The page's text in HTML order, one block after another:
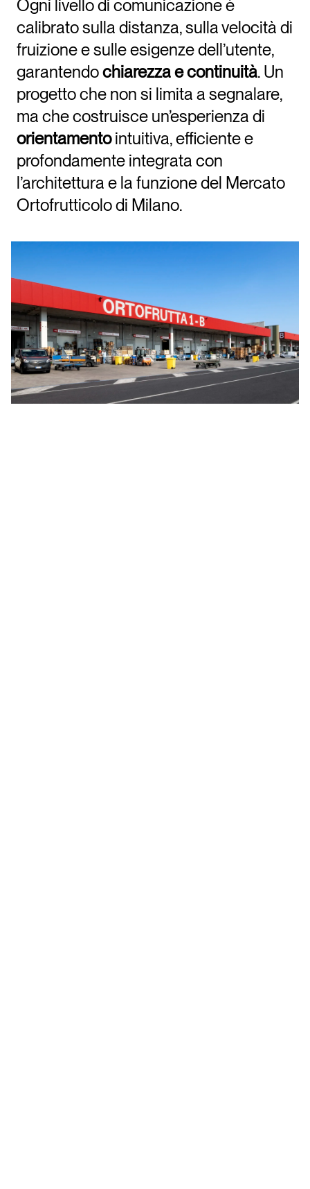
Ogni livello di comunicazione è
calibrato sulla distanza, sulla velocità di
fruizione e sulle esigenze dell’utente,
garantendochiarezza e continuità. Un
progetto che non si limita a segnalare,
ma che costruisce un’esperienza di
orientamentointuitiva, efficiente e
profondamente integrata con
l’architettura e la funzione del Mercato
Ortofrutticolo di Milano.